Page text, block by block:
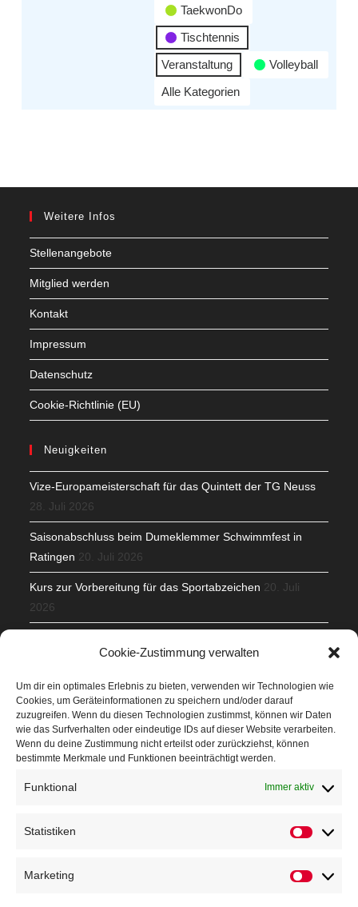
Cookie-Zustimmung verwalten
Um dir ein optimales Erlebnis zu bieten, verwenden wir Technologien wie
Cookies, um Geräteinformationen zu speichern und/oder darauf
zuzugreifen. Wenn du diesen Technologien zustimmst, können wir Daten
wie das Surfverhalten oder eindeutige IDs auf dieser Website verarbeiten.
Wenn du deine Zustimmung nicht erteilst oder zurückziehst, können
bestimmte Merkmale und Funktionen beeinträchtigt werden.
Funktional Immer aktiv
Statistiken
Marketing
TaekwonDo
Tischtennis
Veranstaltung
Volleyball
Alle Kategorien
Weitere Infos
Stellenangebote
Mitglied werden
Kontakt
Impressum
Datenschutz
Cookie-Richtlinie (EU)
Neuigkeiten
Vize-Europameisterschaft für das Quintett der TG Neuss
28. Juli 2026
Saisonabschluss beim Dumeklemmer Schwimmfest in
Ratingen 20. Juli 2026
Kurs zur Vorbereitung für das Sportabzeichen 20. Juli
2026
Veranstaltungen
Höffner Run
Kindersportfest